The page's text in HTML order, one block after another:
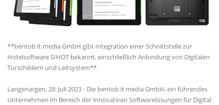
**bentob it media GmbH gibt Integration einer Schnittstelle zur
Hotelsoftware SIHOT bekannt, einschließlich Anbindung von Digitalen
Türschildern und Leitsystem**
Langenargen, 28. Juli 2023 - Die bentob it media GmbH, ein führendes
Unternehmen im Bereich der innovativen Softwarelösungen für Digital